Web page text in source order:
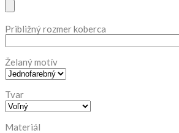
Približný rozmer koberca
Želaný motív
Tvar
Materiál